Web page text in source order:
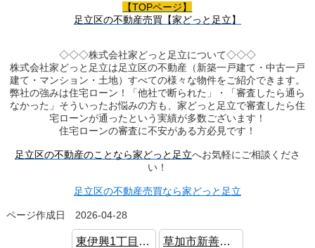
【TOPページ】
足立区の不動産売買【家どっと足立】
◇◇◇株式会社家どっと足立について◇◇◇
株式会社家どっと足立は足立区の不動産（新築一戸建て・中古一戸
建て・マンション・土地）すべての様々な物件をご紹介できます。
弊社の強みは住宅ローン！「他社で断られた」・「審査したら通ら
なかった」そういったお悩みの方も、家どっと足立で審査したら住
宅ローンが通ったという実績が多数ございます！
住宅ローンの審査に不安がある方必見です！
足立区の不動産のことなら家どっと足立へお気軽にご相談くださ
い！
足立区の不動産売買なら家どっと足立
ページ作成日 2026-04-28
東伊興1丁目 中古戸建 吹き抜け 都市ガス 草加市新善町 中古戸建 6LDK 収納豊富